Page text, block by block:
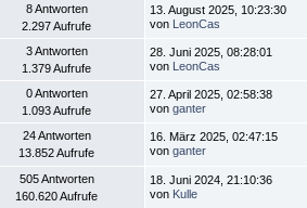
8 Antworten
2.297 Aufrufe
13. August 2025, 10:23:30
von LeonCas
3 Antworten
1.379 Aufrufe
28. Juni 2025, 08:28:01
von LeonCas
0 Antworten
1.093 Aufrufe
27. April 2025, 02:58:38
vonganter
24 Antworten
13.852 Aufrufe
16. März 2025, 02:47:15
vonganter
505 Antworten
160.620 Aufrufe
18. Juni 2024, 21:10:36
von Kulle